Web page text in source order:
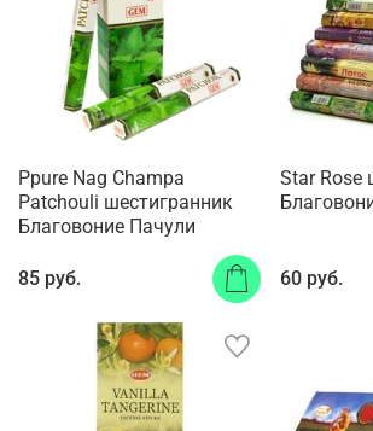
Ppure Nag Champa
Patchouli шестигранник
Благовоние Пачули
85 руб.
Star Rose
60 руб.